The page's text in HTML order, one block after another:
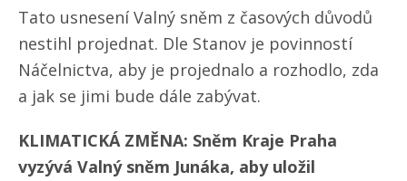
Tato usnesení Valný sněm z časových důvodů
nestihl projednat. Dle Stanov je povinností
Náčelnictva, aby je projednalo a rozhodlo, zda
a jak se jimi bude dále zabývat.
KLIMATICKÁ ZMĚNA: Sněm Kraje Praha
vyzývá Valný sněm Junáka, aby uložil